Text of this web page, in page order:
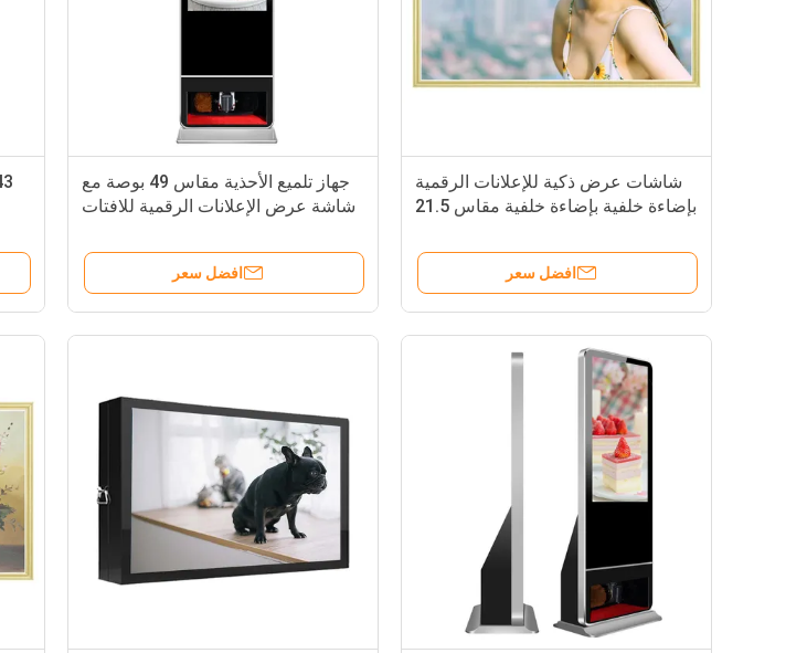
جهاز تلميع الأحذية مقاس 49 بوصة مع
شاشة عرض الإعلانات الرقمية للافتات
افضل سعر
شاشات عرض ذكية للإعلانات الرقمية
بإضاءة خلفية بإضاءة خلفية مقاس 21.5
افضل سعر